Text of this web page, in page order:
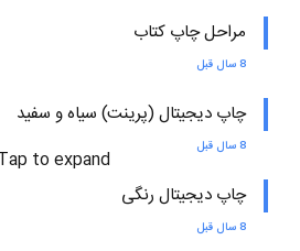
to expand
مراحل چاپ کتاب
8 سال قبل
چاپ دیجیتال (پرینت) سیاه و سفید
8 سال قبل
چاپ دیجیتال رنگی
8 سال قبل